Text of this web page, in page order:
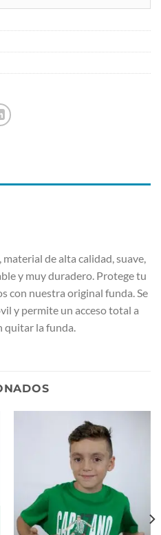
de alta calidad, suave,
y muy duradero. Protege tu
con nuestra original funda. Se
y permite un acceso total a
quitar la funda.